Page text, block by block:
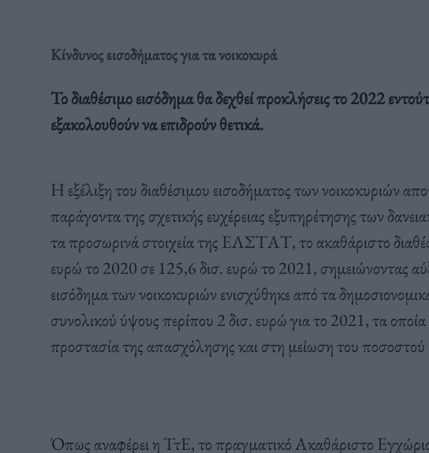
Κίνδυνος εισοδήματος για τα νοικοκυρά
Το διαθέσιμο εισόδημα θα δεχθεί προκλήσεις το 2022
εξακολουθούν να επιδρούν θετικά.
Η εξέλιξη του διαθέσιμου εισοδήματος των νοικοκυριών
παράγοντα της σχετικής ευχέρειας εξυπηρέτησης των
τα προσωρινά στοιχεία της ΕΛΣΤΑΤ, το ακαθάριστο
ευρώ το 2020 σε 125,6 δισ. ευρώ το 2021, σημειώνοντας
εισόδημα των νοικοκυριών ενισχύθηκε από τα
συνολικού ύψους περίπου 2 δισ. ευρώ για το 2021, τα
προστασία της απασχόλησης και στη μείωση του ποσοστού
Όπως αναφέρει η ΤτΕ, το πραγματικό Ακαθάριστο